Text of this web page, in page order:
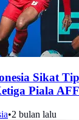
Sikat
Piala
•2 bulan lalu